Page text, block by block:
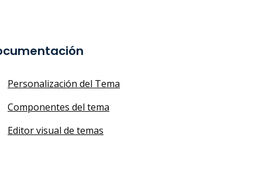
Personalización del Tema
Componentes del tema
Editor visual de temas